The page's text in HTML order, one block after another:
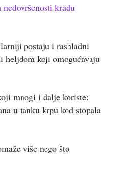
nedovršenosti kradu
postaju i rashladni
heljdom koji omogućavaju
mnogi i dalje koriste:
u tanku krpu kod stopala
više nego što